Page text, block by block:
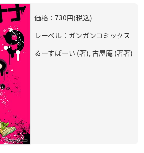
価格：730円(税込)
レーベル：ガンガンコミックス
るーすぼーい (著), 古屋庵 (著著)